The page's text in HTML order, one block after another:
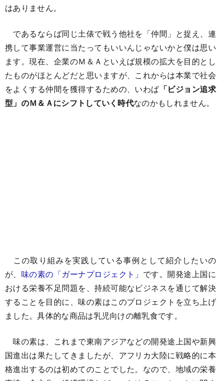
はありません。
であるならば同じ土俵で戦う他社を「仲間」と捉え、連
携して事業運営に当たってもいいんじゃないかと僕は思い
ます。現在、企業のＭ＆Ａといえば規模の拡大を目的とし
たものがほとんどだと思いますが、これからは本業で社会
をよくする仲間を獲得するための、いわば 「ビジョン追求
型」のＭ＆Ａにシフトしていく時代なのかもしれません。
この取り組みを実践している事例として紹介したいの
が、 味の素の「ガーナプロジェクト」 です。開発途上国に
おける栄養不足問題を、持続可能なビジネスを通じて解決
することを目的に、味の素はこのプロジェクトを立ち上げ
ました。具体的な商品は乳児向けの離乳食です。
味の素は、これまで東南アジアなどの開発途上国や新興
国進出は果たしてきましたが、アフリカ大陸に戦略的に本
格進出するのは初めてのことでした。なので、地域の栄養